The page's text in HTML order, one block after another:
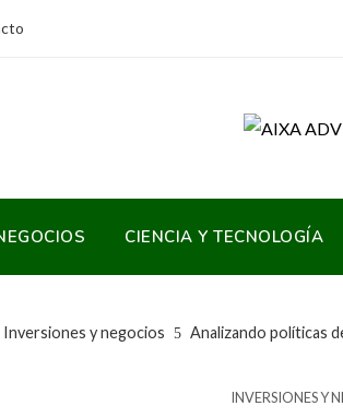
CIENCIA Y TECNOLOGÍA
Inversiones y negocios Analizando políticas
INVERSIONES Y